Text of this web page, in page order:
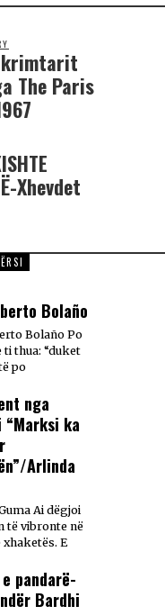
The Paris
Xhevdet
Bolaño
Bolaño Po
ti thua: “duket
po
nga
“Marksi ka
Arlinda
Ai dëgjoi
të vibronte në
xhaketës. E
pandarë-
Bardhi